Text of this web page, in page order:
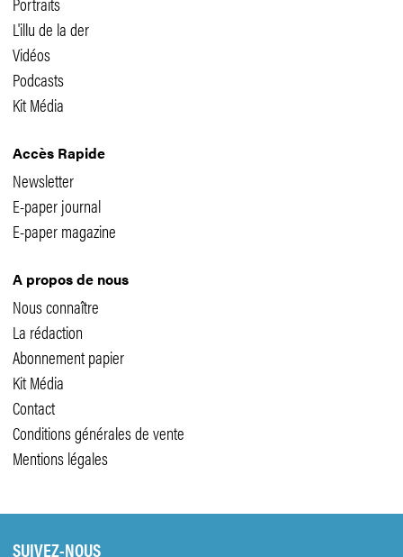
L'illu de la der
Vidéos
Podcasts
Kit Média
Accès Rapide
Newsletter
E-paper journal
E-paper magazine
A propos de nous
Nous connaître
La rédaction
Abonnement papier
Kit Média
Contact
Conditions générales de vente
Mentions légales
SUIVEZ-NOUS